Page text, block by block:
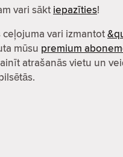
vari sākt iepazīties!
ceļojuma vari izmantot
mūsu premium
atrašanās vietu un